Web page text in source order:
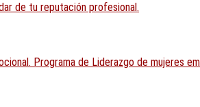
de tu reputación profesional.
Programa de Liderazgo de mujeres